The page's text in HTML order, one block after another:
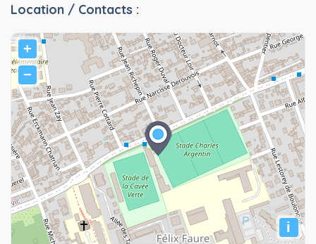
Location / Contacts :
+
−
i